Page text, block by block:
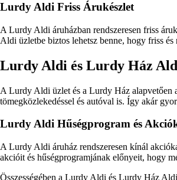
Lurdy Aldi Friss Árukészlet
A Lurdy Aldi áruházban rendszeresen friss
Aldi üzletbe biztos lehetsz benne, hogy friss és
Lurdy Aldi és Lurdy Ház
A Lurdy Aldi üzlet és a Lurdy Ház alapvetően
tömegközlekedéssel és autóval is. Így akár
Lurdy Aldi Hűségprogram és
A Lurdy Aldi áruház rendszeresen kínál
akcióit és hűségprogramjának előnyeit, hogy
Összességében a Lurdy Aldi és Lurdy Ház